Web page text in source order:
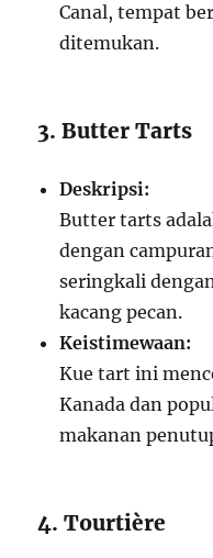
Canal, tempat
ditemukan.
3. Butter Tarts
Deskripsi:
Butter tarts
dengan
seringkali
kacang pecan.
Keistimewaan:
Kue tart ini
Kanada dan
makanan
4. Tourtière